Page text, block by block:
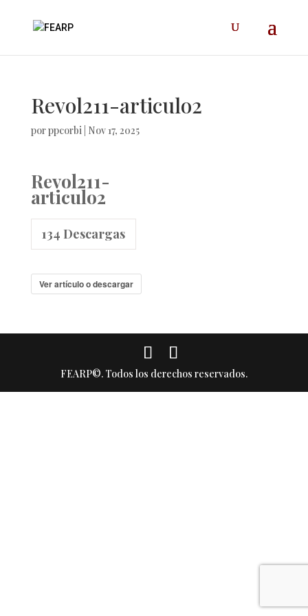
Revol211-articulo2
porppcorbi| Nov 17, 2025
Revol211-
articulo2
134 Descargas
Ver artículo o descargar
FEARP©. Todos los derechos reservados.